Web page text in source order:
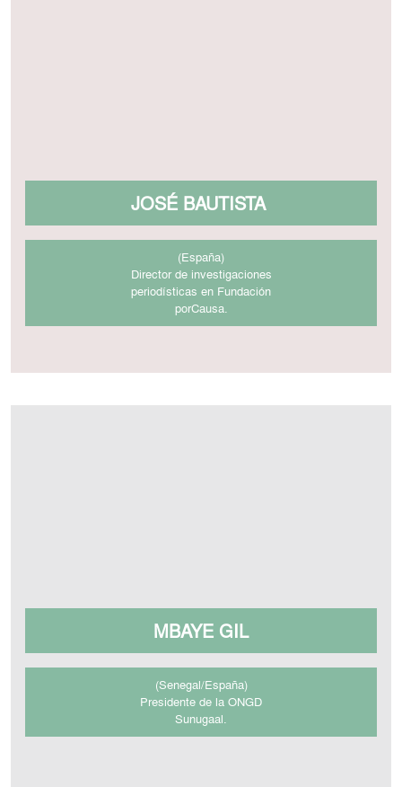
JOSÉ BAUTISTA
(España)
Director de investigaciones
periodísticas en Fundación
porCausa.
MBAYE GIL
(Senegal/España)
Presidente de la ONGD
Sunugaal.